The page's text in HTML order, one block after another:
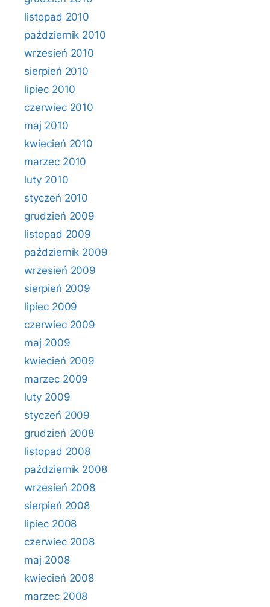
listopad 2010
październik 2010
wrzesień 2010
sierpień 2010
lipiec 2010
czerwiec 2010
maj 2010
kwiecień 2010
marzec 2010
luty 2010
styczeń 2010
grudzień 2009
listopad 2009
październik 2009
wrzesień 2009
sierpień 2009
lipiec 2009
czerwiec 2009
maj 2009
kwiecień 2009
marzec 2009
luty 2009
styczeń 2009
grudzień 2008
listopad 2008
październik 2008
wrzesień 2008
sierpień 2008
lipiec 2008
czerwiec 2008
maj 2008
kwiecień 2008
marzec 2008